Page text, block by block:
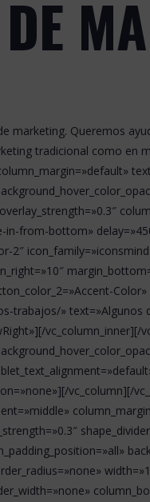
marketing. Queremos
tradicional como en
from-bottom»
2″
trabajos/»
vc_column_inner][/
vc_column][/